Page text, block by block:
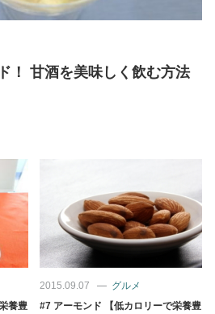
タメ
！ 甘酒を美味しく飲む方法
養豊
2015.09.07
グルメ
#7 アーモンド 【低カロリーで栄養豊